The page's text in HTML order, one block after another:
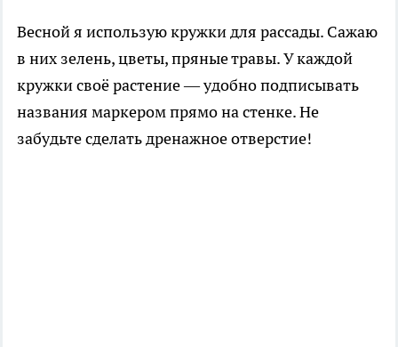
Весной я использую кружки для рассады. Сажаю
в них зелень, цветы, пряные травы. У каждой
кружки своё растение — удобно подписывать
названия маркером прямо на стенке. Не
забудьте сделать дренажное отверстие!